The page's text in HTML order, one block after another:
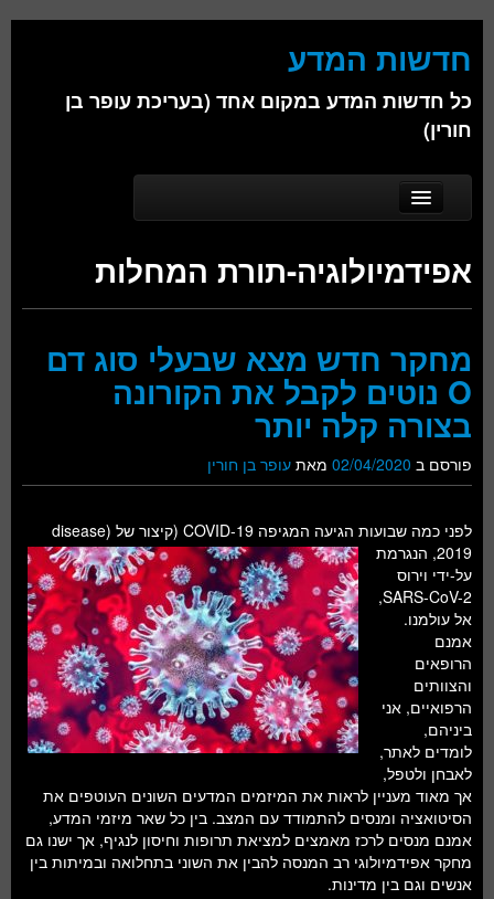
חדשות המדע
כל חדשות המדע במקום אחד (בעריכת עופר בן
חורין)
Main menu
Skip to primary content
Skip to secondary content
אודות
כימיה
פיזיקה
חברה
עתידנות
סקירות ספרים
טעימות מדע
אפידמיולוגיה-תורת המחלות
מחקר חדש מצא שבעלי סוג דם
O נוטים לקבל את הקורונה
בצורה קלה יותר
פורסם ב 02/04/2020 מאת עופר בן חורין
לפני כמה שבועות הגיעה המגיפה COVID-19 (קיצור של
(disease
2019, הנגרמת
על-ידי וירוס
SARS-CoV-2,
אל עולמנו.
אמנם
הרופאים
והצוותים
הרפואיים, אני
ביניהם,
לומדים לאתר,
לאבחן ולטפל,
אך מאוד מעניין לראות את המיזמים המדעים השונים העוטפים את
הסיטואציה ומנסים להתמודד עם המצב. בין כל שאר מיזמי המדע,
אמנם מנסים לרכז מאמצים למציאת תרופות וחיסון לנגיף, אך ישנו גם
מחקר אפידמיולוגי רב המנסה להבין את השוני בתחלואה ובמיתות בין
אנשים וגם בין מדינות.